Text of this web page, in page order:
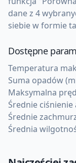
dane z 4
siebie w formie
Dostępne
Temperatura
Suma opadów
Maksymalna
Średnie
Średnie
Średnia